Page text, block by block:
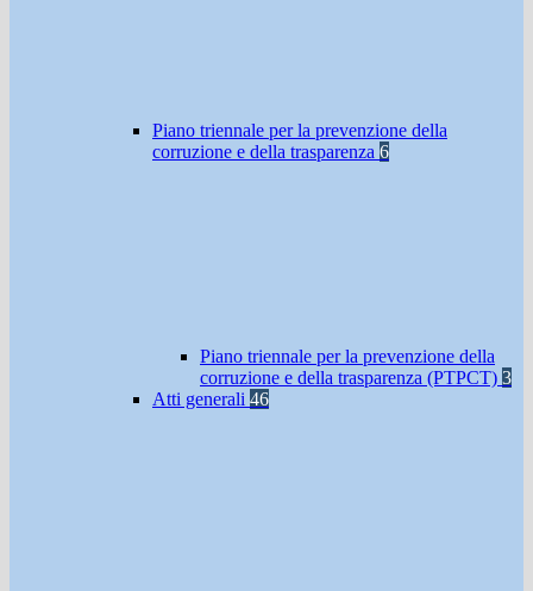
Piano triennale per la prevenzione della
corruzione e della trasparenza 6
Piano triennale per la prevenzione della
corruzione e della trasparenza (PTPCT) 3
Atti generali 46